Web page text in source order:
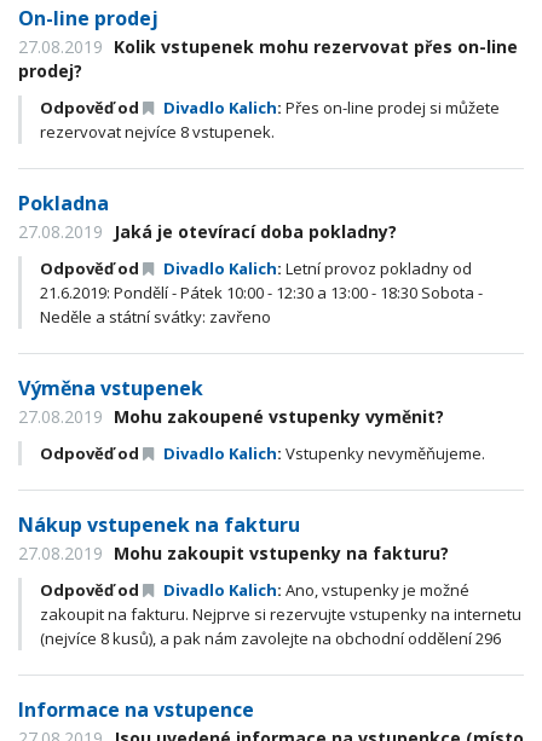
On-line prodej
27.08.2019 Kolik vstupenek mohu rezervovat přes on-line
prodej?
Odpověď od Divadlo Kalich: Přes on-line prodej si můžete
rezervovat nejvíce 8 vstupenek.
Pokladna
27.08.2019 Jaká je otevírací doba pokladny?
Odpověď od Divadlo Kalich: Letní provoz pokladny od
21.6.2019: Pondělí - Pátek 10:00 - 12:30 a 13:00 - 18:30 Sobota -
Neděle a státní svátky: zavřeno
Výměna vstupenek
27.08.2019 Mohu zakoupené vstupenky vyměnit?
Odpověď od Divadlo Kalich: Vstupenky nevyměňujeme.
Nákup vstupenek na fakturu
27.08.2019 Mohu zakoupit vstupenky na fakturu?
Odpověď od Divadlo Kalich: Ano, vstupenky je možné
zakoupit na fakturu. Nejprve si rezervujte vstupenky na internetu
(nejvíce 8 kusů), a pak nám zavolejte na obchodní oddělení 296
Informace na vstupence